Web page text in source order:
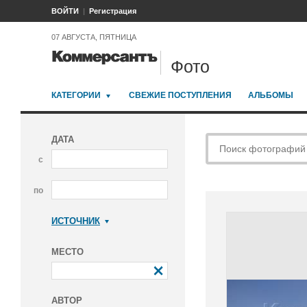
ВОЙТИ Регистрация
07 АВГУСТА, ПЯТНИЦА
Фото
КАТЕГОРИИ СВЕЖИЕ ПОСТУПЛЕНИЯ АЛЬБОМЫ
ДАТА
с
по
ИСТОЧНИК
МЕСТО
АВТОР